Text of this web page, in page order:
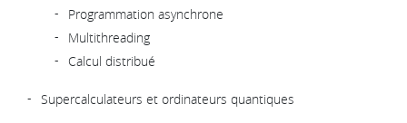
Programmation asynchrone
Multithreading
Calcul distribué
Supercalculateurs et ordinateurs quantiques